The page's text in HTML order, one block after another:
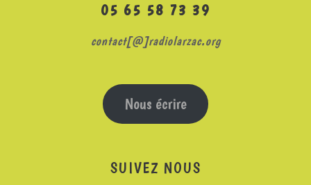
05 65 58 73 39
contact[@]radiolarzac.org
Nous écrire
SUIVEZ NOUS